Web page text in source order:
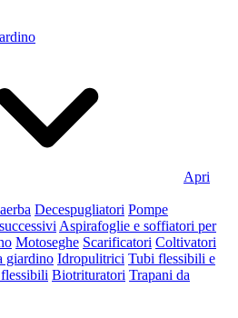
Apri
Decespugliatori Pompe
Aspirafoglie e soffiatori per
Motoseghe Scarificatori Coltivatori
giardino Idropulitrici Tubi flessibili e
Biotrituratori Trapani da